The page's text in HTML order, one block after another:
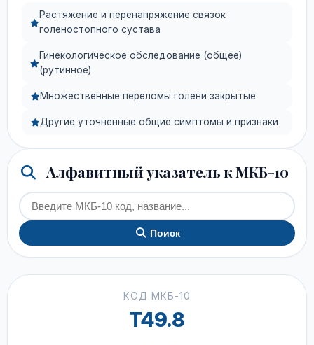
Растяжение и перенапряжение связок
голеностопного сустава
Гинекологическое обследование (общее)
(рутинное)
Множественные переломы голени закрытые
Другие уточненные общие симптомы и признаки
Алфавитный указатель к МКБ-10
Поиск
КОД МКБ-10
T49.8